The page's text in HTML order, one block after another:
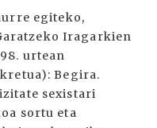
egiteko,
Iragarkien
urtean
Begira.
sexistari
sortu eta